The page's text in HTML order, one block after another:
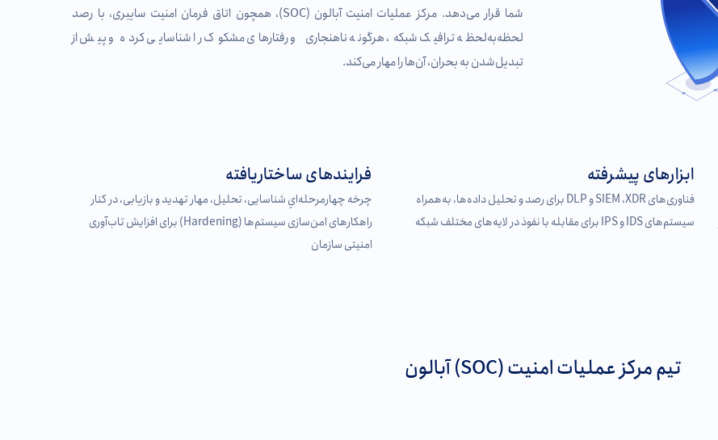
شما قرار می‌دهد. مرکز عملیات امنیت آبالون (SOC)، همچون اتاق فرمان امنیت سایبری، با رصد
لحظه‌به‌لحظه ترافیک شبکه، هرگونه ناهنجاری‌ و رفتارهای مشکوک را شناسایی کرده و پیش از
تبدیل‌شدن به بحران، آن‌ها را مهار می‌کند.
ابزارهای پیشرفته
فناوری‌های SIEM ،XDR و DLP برای رصد و تحلیل داده‌ها، به‌همراه
سیستم‌های IDS و IPS برای مقابله با نفوذ در لایه‌های مختلف شبکه
فرایند‌های ساختاریافته
چرخه‌ چهارمرحله‌ایِ شناسایی، تحلیل، مهار تهدید و بازیابی، در کنار
راهکارهای امن‌سازی سیستم‌ها (Hardening) برای افزایش تاب‌آوری
امنیتی سازمان
تیم مرکز عملیات امنیت (SOC) آبالون